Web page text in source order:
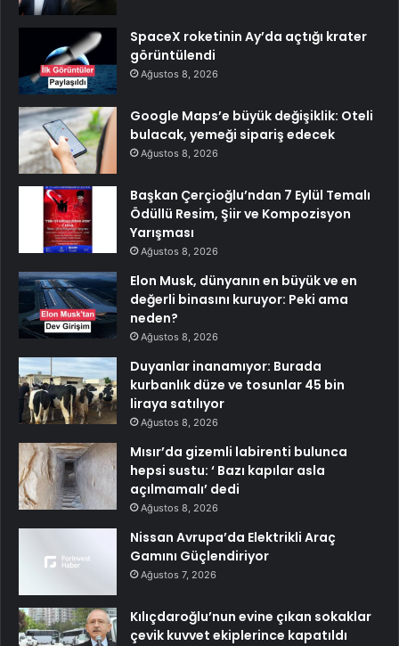
SpaceX roketinin Ay’da açtığı krater
görüntülendi
Ağustos 8, 2026
Google Maps’e büyük değişiklik: Oteli
bulacak, yemeği sipariş edecek
Ağustos 8, 2026
Başkan Çerçioğlu’ndan 7 Eylül Temalı
Ödüllü Resim, Şiir ve Kompozisyon
Yarışması
Ağustos 8, 2026
Elon Musk, dünyanın en büyük ve en
değerli binasını kuruyor: Peki ama
neden?
Ağustos 8, 2026
Duyanlar inanamıyor: Burada
kurbanlık düze ve tosunlar 45 bin
liraya satılıyor
Ağustos 8, 2026
Mısır’da gizemli labirenti bulunca
hepsi sustu: ‘ Bazı kapılar asla
açılmamalı’ dedi
Ağustos 8, 2026
Nissan Avrupa’da Elektrikli Araç
Gamını Güçlendiriyor
Ağustos 7, 2026
Kılıçdaroğlu’nun evine çıkan sokaklar
çevik kuvvet ekiplerince kapatıldı